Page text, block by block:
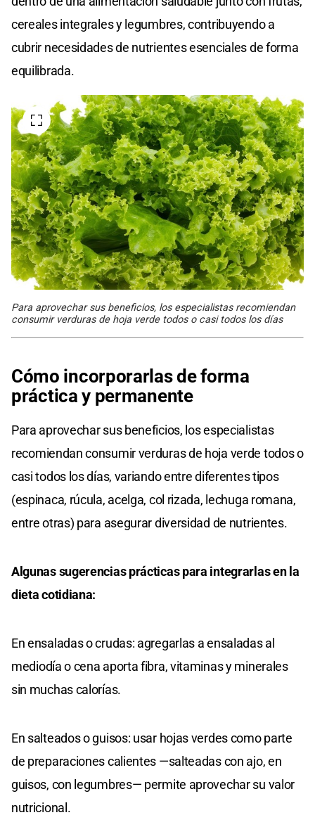
cereales integrales y legumbres, contribuyendo a
cubrir necesidades de nutrientes esenciales de forma
equilibrada.
Para aprovechar sus beneficios, los especialistas recomiendan
consumir verduras de hoja verde todos o casi todos los días
Cómo incorporarlas de forma
práctica y permanente
Para aprovechar sus beneficios, los especialistas
recomiendan consumir verduras de hoja verde todos o
casi todos los días, variando entre diferentes tipos
(espinaca, rúcula, acelga, col rizada, lechuga romana,
entre otras) para asegurar diversidad de nutrientes.
Algunas sugerencias prácticas para integrarlas en la
dieta cotidiana:
En ensaladas o crudas: agregarlas a ensaladas al
mediodía o cena aporta fibra, vitaminas y minerales
sin muchas calorías.
En salteados o guisos: usar hojas verdes como parte
de preparaciones calientes —salteadas con ajo, en
guisos, con legumbres— permite aprovechar su valor
nutricional.